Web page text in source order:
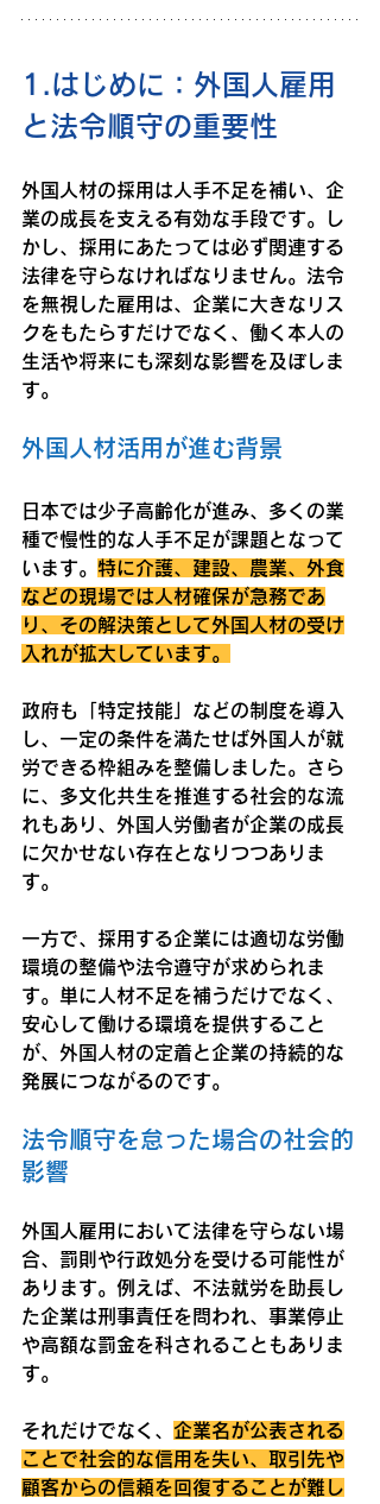
1.はじめに：外国人雇用
と法令順守の重要性
外国人材の採用は人手不足を補い、企
業の成長を支える有効な手段です。し
かし、採用にあたっては必ず関連する
法律を守らなければなりません。法令
を無視した雇用は、企業に大きなリス
クをもたらすだけでなく、働く本人の
生活や将来にも深刻な影響を及ぼしま
す。
外国人材活用が進む背景
日本では少子高齢化が進み、多くの業
種で慢性的な人手不足が課題となって
います。 特に介護、建設、農業、外食
などの現場では人材確保が急務であ
り、その解決策として外国人材の受け
入れが拡大しています。
政府も「特定技能」などの制度を導入
し、一定の条件を満たせば外国人が就
労できる枠組みを整備しました。さら
に、多文化共生を推進する社会的な流
れもあり、外国人労働者が企業の成長
に欠かせない存在となりつつありま
す。
一方で、採用する企業には適切な労働
環境の整備や法令遵守が求められま
す。単に人材不足を補うだけでなく、
安心して働ける環境を提供すること
が、外国人材の定着と企業の持続的な
発展につながるのです。
法令順守を怠った場合の社会的
影響
外国人雇用において法律を守らない場
合、罰則や行政処分を受ける可能性が
あります。例えば、不法就労を助長し
た企業は刑事責任を問われ、事業停止
や高額な罰金を科されることもありま
す。
それだけでなく、 企業名が公表される
ことで社会的な信用を失い、取引先や
顧客からの信頼を回復することが難し